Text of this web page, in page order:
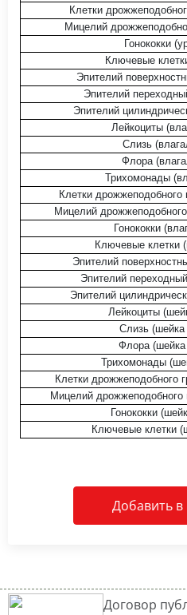
Клетки
Мицелий
Гонококки
Ключевые
Эпителий
Эпителий
Эпителий
Лейкоциты
Слизь
Флора
Трихомонады
Клетки дрожжеподобного
Мицелий
Гонококки
Ключевые клетки
Эпителий
Эпителий
Эпителий
Лейкоциты
Слизь (шейка
Флора (шейка
Трихомонады
Клетки дрожжеподобного
Мицелий дрожжеподобного
Гонококки
Ключевые клетки
Добавить в
Договор